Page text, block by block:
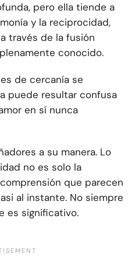
pero ella tiende a
y la reciprocidad,
través de la fusión
conocido.
de cercanía se
puede resultar confusa
en sí nunca
a su manera. Lo
no es solo la
que parecen
al instante. No siempre
es significativo.